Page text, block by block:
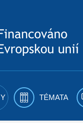
TÉMATA